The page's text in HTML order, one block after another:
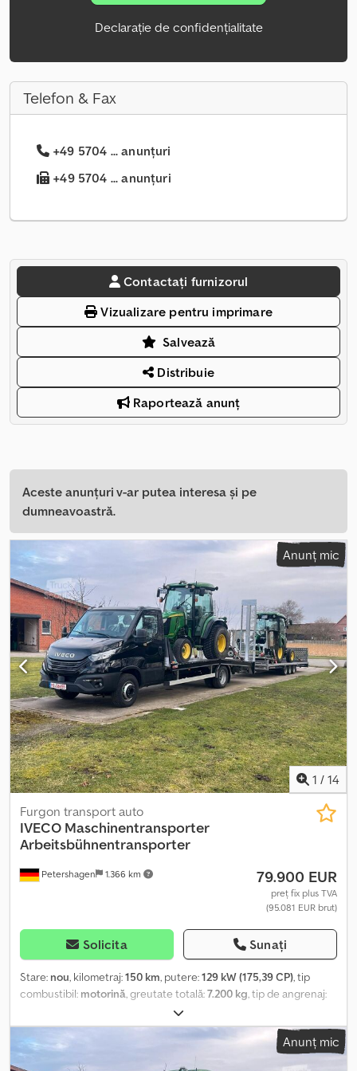
Declarație de confidențialitate
Telefon & Fax
+49 5704 ... anunțuri
+49 5704 ... anunțuri
Contactați furnizorul
Vizualizare pentru imprimare
Salvează
Distribuie
Raportează anunț
Aceste anunțuri v-ar putea interesa și pe
dumneavoastră.
Anunț mic
1 / 14
Petershagen 1.366 km
Furgon transport auto
IVECO Maschinentransporter
Arbeitsbühnentransporter
79.900 EUR
preț fix plus TVA
(95.081 EUR brut)
Solicita Sunați
Stare: nou, kilometraj:150 km, putere:129 kW (175,39 CP), tip
combustibil: motorină , greutate totală:7.200 kg , tip de angrenaj:
, lungime totală:
totală:2.314 mm, înălțime totală:2.900 mm, lungimea spațiului de
încărcare:
, lățimea spațiului de încărcare:2.200 mm
înălțime spațiu de încărcare:
Anunț mic